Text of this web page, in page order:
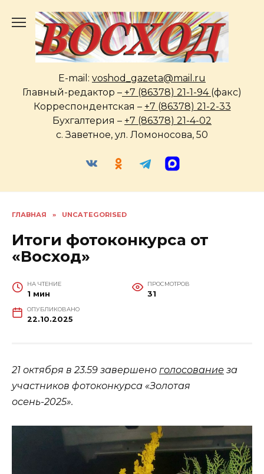
содержанию
E-mail: voshod_gazeta@mail.ru
Главный-редактор – +7 (86378) 21-1-94 (факс)
Корреспондентская – +7 (86378) 21-2-33
Бухгалтерия – +7 (86378) 21-4-02
с. Заветное, ул. Ломоносова, 50
ГЛАВНАЯ » UNCATEGORISED
Итоги фотоконкурса от
«Восход»
НА ЧТЕНИЕ
1 мин
ПРОСМОТРОВ
31
ОПУБЛИКОВАНО
22.10.2025
21 октября в 23.59 завершено голосование за
участников фотоконкурса «Золотая
осень-2025».